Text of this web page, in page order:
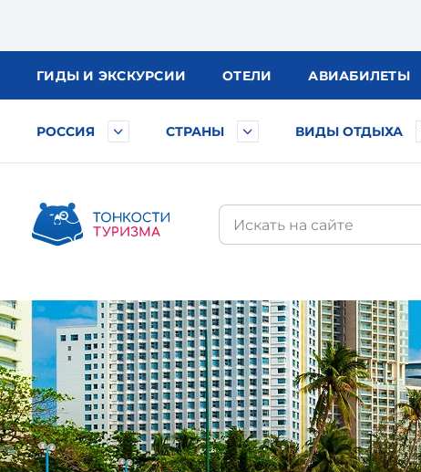
ГИДЫ И ЭКСКУРСИИ ОТЕЛИ АВИАБИЛЕТЫ
РОССИЯ СТРАНЫ ВИДЫ ОТДЫХА